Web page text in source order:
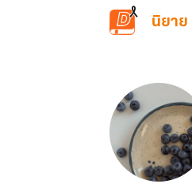
ข้ามไปยังเนื้อหาหลัก
นิยาย